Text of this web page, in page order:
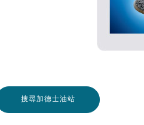
搜尋加德士油站